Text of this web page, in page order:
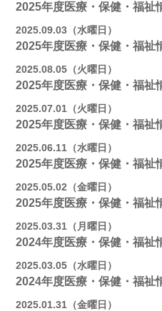
2025年度医療・保健・福祉
2025.09.03（水曜日）
2025年度医療・保健・福祉
2025.08.05（火曜日）
2025年度医療・保健・福祉
2025.07.01（火曜日）
2025年度医療・保健・福祉
2025.06.11（水曜日）
2025年度医療・保健・福祉
2025.05.02（金曜日）
2025年度医療・保健・福祉
2025.03.31（月曜日）
2024年度医療・保健・福祉
2025.03.05（水曜日）
2024年度医療・保健・福祉
2025.01.31（金曜日）